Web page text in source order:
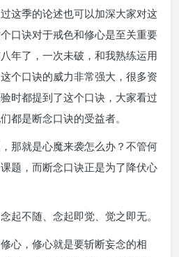
这季的论述也可以加深大家对这
口诀对于戒色和修心是至关重要
年了，一次未破，和我熟练运用
个口诀的威力非常强大，很多资
时都提到了这个口诀，大家看过
都是断念口诀的受益者。
那就是心魔来袭怎么办？不管何
题，而断念口诀正是为了降伏心
起不随、念起即觉、觉之即无。
心，修心就是要斩断妄念的相